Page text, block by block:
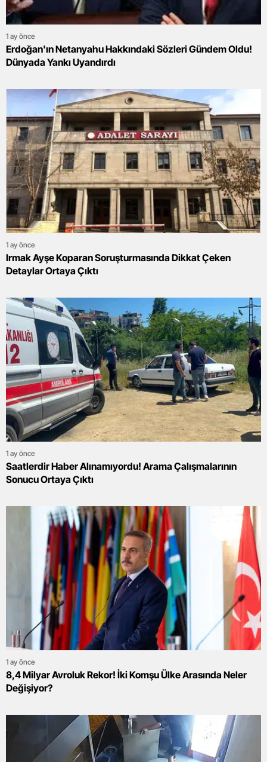
1 ay önce
Erdoğan'ın Netanyahu Hakkındaki Sözleri Gündem Oldu!
Dünyada Yankı Uyandırdı
1 ay önce
Irmak Ayşe Koparan Soruşturmasında Dikkat Çeken
Detaylar Ortaya Çıktı
1 ay önce
Saatlerdir Haber Alınamıyordu! Arama Çalışmalarının
Sonucu Ortaya Çıktı
1 ay önce
8,4 Milyar Avroluk Rekor! İki Komşu Ülke Arasında Neler
Değişiyor?